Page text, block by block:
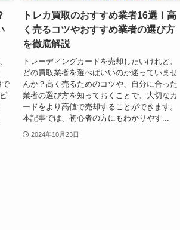
で
トレカ買取のおすすめ業者16選！高
く売るコツやおすすめ業者の選び方
を徹底解説
トレーディングカードを売却したいけれど、
どの買取業者を選べばいいのか迷っていませ
んか？高く売るためのコツや、自分に合った
業者の選び方を知っておくことで、大切なカ
ードをより高値で売却することができます。
本記事では、初心者の方にもわかりやす...
2024年10月23日